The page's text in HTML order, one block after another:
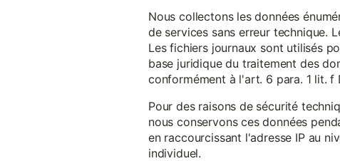
Nous collectons les données
de services sans erreur technique.
Les fichiers journaux sont utilisés
base juridique du traitement des
conformément à l'art. 6 para. 1 lit. f
Pour des raisons de sécurité
nous conservons ces données
en raccourcissant l'adresse IP au
individuel.